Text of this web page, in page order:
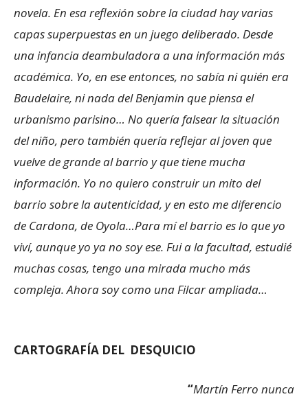
novela. En esa reflexión sobre la ciudad hay varias
capas superpuestas en un juego deliberado. Desde
una infancia deambuladora a una información más
académica. Yo, en ese entonces, no sabía ni quién era
Baudelaire, ni nada del Benjamin que piensa el
urbanismo parisino… No quería falsear la situación
del niño, pero también quería reflejar al joven que
vuelve de grande al barrio y que tiene mucha
información. Yo no quiero construir un mito del
barrio sobre la autenticidad, y en esto me diferencio
de Cardona, de Oyola…Para mí el barrio es lo que yo
viví, aunque yo ya no soy ese. Fui a la facultad, estudié
muchas cosas, tengo una mirada mucho más
compleja. Ahora soy como una Filcar ampliada…
CARTOGRAFÍA DEL DESQUICIO
“Martín Ferro nunca